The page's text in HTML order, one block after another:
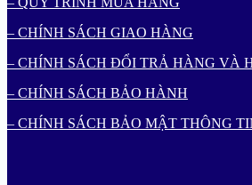
– CHÍNH SÁCH GIAO HÀNG
– CHÍNH SÁCH ĐỔI TRẢ HÀNG VÀ
– CHÍNH SÁCH BẢO HÀNH
– CHÍNH SÁCH BẢO MẬT THÔNG